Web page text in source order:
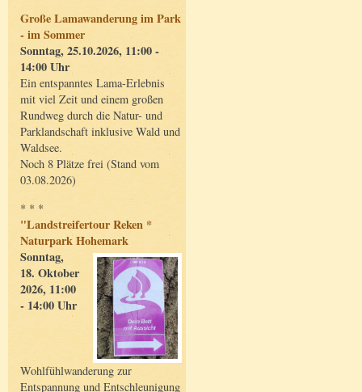
Große Lamawanderung im Park
- im Sommer
Sonntag, 25.10.2026, 11:00 -
14:00 Uhr
Ein entspanntes Lama-Erlebnis
mit viel Zeit und einem großen
Rundweg durch die Natur- und
Parklandschaft inklusive Wald und
Waldsee.
Noch 8 Plätze frei (Stand vom
03.08.2026)
* * *
"Landstreifertour Reken *
Naturpark Hohemark
Sonntag,
18. Oktober
2026, 11:00
- 14:00 Uhr
Wohlfühlwanderung zur
Entspannung und Entschleunigung